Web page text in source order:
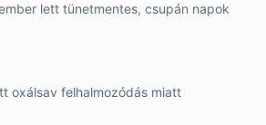
lett tünetmentes, csupán napok
oxálsav felhalmozódás miatt